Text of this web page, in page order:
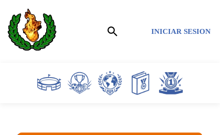
Saltar
al
contenido
INICIAR SESION